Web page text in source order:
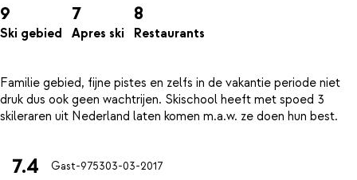
9
Ski gebied
7
Apres ski
8
Restaurants
Familie gebied, fijne pistes en zelfs in de vakantie periode niet
druk dus ook geen wachtrijen. Skischool heeft met spoed 3
7.4 Gast-975303-03-2017